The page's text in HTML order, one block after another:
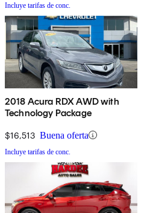
Incluye tarifas de conc.
2018 Acura RDX AWD with
Technology Package
$16,513 Buena oferta
Incluye tarifas de conc.